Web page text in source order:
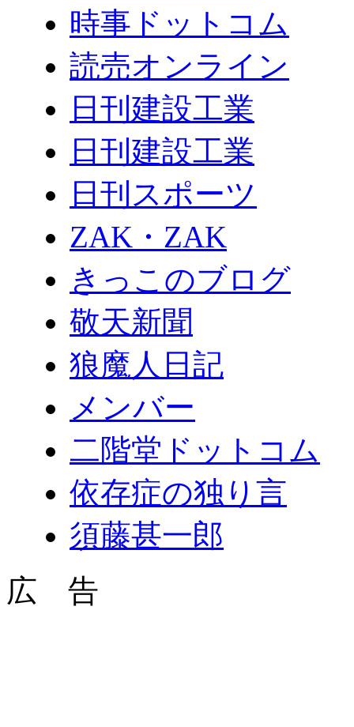
時事ドットコム
読売オンライン
日刊建設工業
日刊建設工業
日刊スポーツ
ZAK・ZAK
きっこのブログ
敬天新聞
狼魔人日記
メンバー
二階堂ドットコム
依存症の独り言
須藤甚一郎
広 告